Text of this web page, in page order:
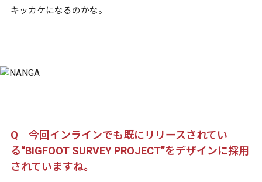
キッカケになるのかな。
Q 今回インラインでも既にリリースされてい
る“BIGFOOT SURVEY PROJECT”をデザインに採用
されていますね。